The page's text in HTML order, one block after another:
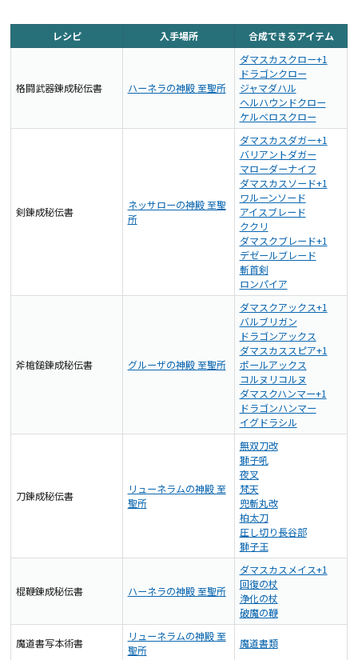
レシピ 入手場所 合成できるアイテム
格闘武器錬成秘伝書 ハーネラの神殿 至聖所
ダマスカスクロー+1
ドラゴンクロー
ジャマダハル
ヘルハウンドクロー
ケルベロスクロー
剣錬成秘伝書
ネッサローの神殿 至聖
所
ダマスカスダガー+1
バリアントダガー
マローダーナイフ
ダマスカスソード+1
ワルーンソード
アイスブレード
ククリ
ダマスクブレード+1
デゼールブレード
斬首剣
ロンパイア
斧槍鎚錬成秘伝書 グルーザの神殿 至聖所
ダマスクアックス+1
バルブリガン
ドラゴンアックス
ダマスカススピア+1
ポールアックス
コルヌリコルヌ
ダマスクハンマー+1
ドラゴンハンマー
イグドラシル
刀錬成秘伝書
リューネラムの神殿 至
聖所
無双刀改
獅子吼
夜叉
梵天
兜斬丸改
柏太刀
圧し切り長谷部
獅子王
棍鞭錬成秘伝書 ハーネラの神殿 至聖所
ダマスカスメイス+1
回復の杖
浄化の杖
破魔の鞭
魔道書写本術書
リューネラムの神殿 至
聖所
魔道書類